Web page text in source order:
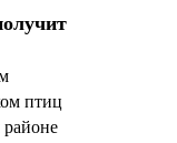
птиц